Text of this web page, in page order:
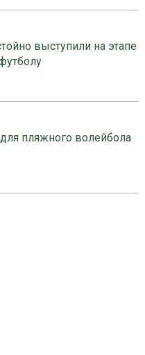
выступили на этапе
пляжного волейбола